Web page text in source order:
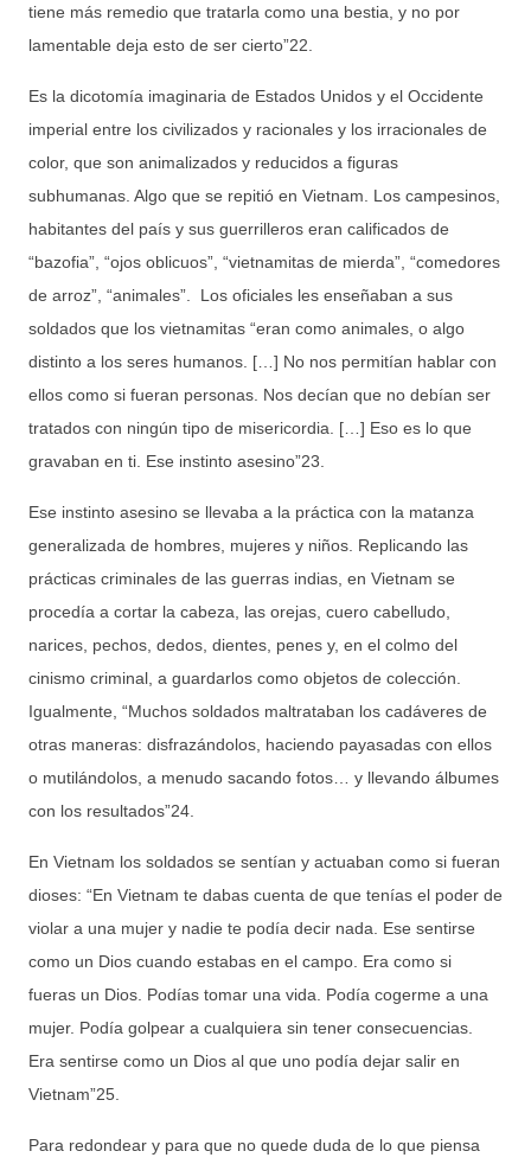
tiene más remedio que tratarla como una bestia, y no por
lamentable deja esto de ser cierto”22.
Es la dicotomía imaginaria de Estados Unidos y el Occidente
imperial entre los civilizados y racionales y los irracionales de
color, que son animalizados y reducidos a figuras
subhumanas. Algo que se repitió en Vietnam. Los campesinos,
habitantes del país y sus guerrilleros eran calificados de
“bazofia”, “ojos oblicuos”, “vietnamitas de mierda”, “comedores
de arroz”, “animales”. Los oficiales les enseñaban a sus
soldados que los vietnamitas “eran como animales, o algo
distinto a los seres humanos. […] No nos permitían hablar con
ellos como si fueran personas. Nos decían que no debían ser
tratados con ningún tipo de misericordia. […] Eso es lo que
gravaban en ti. Ese instinto asesino”23.
Ese instinto asesino se llevaba a la práctica con la matanza
generalizada de hombres, mujeres y niños. Replicando las
prácticas criminales de las guerras indias, en Vietnam se
procedía a cortar la cabeza, las orejas, cuero cabelludo,
narices, pechos, dedos, dientes, penes y, en el colmo del
cinismo criminal, a guardarlos como objetos de colección.
Igualmente, “Muchos soldados maltrataban los cadáveres de
otras maneras: disfrazándolos, haciendo payasadas con ellos
o mutilándolos, a menudo sacando fotos… y llevando álbumes
con los resultados”24.
En Vietnam los soldados se sentían y actuaban como si fueran
dioses: “En Vietnam te dabas cuenta de que tenías el poder de
violar a una mujer y nadie te podía decir nada. Ese sentirse
como un Dios cuando estabas en el campo. Era como si
fueras un Dios. Podías tomar una vida. Podía cogerme a una
mujer. Podía golpear a cualquiera sin tener consecuencias.
Era sentirse como un Dios al que uno podía dejar salir en
Vietnam”25.
Para redondear y para que no quede duda de lo que piensa